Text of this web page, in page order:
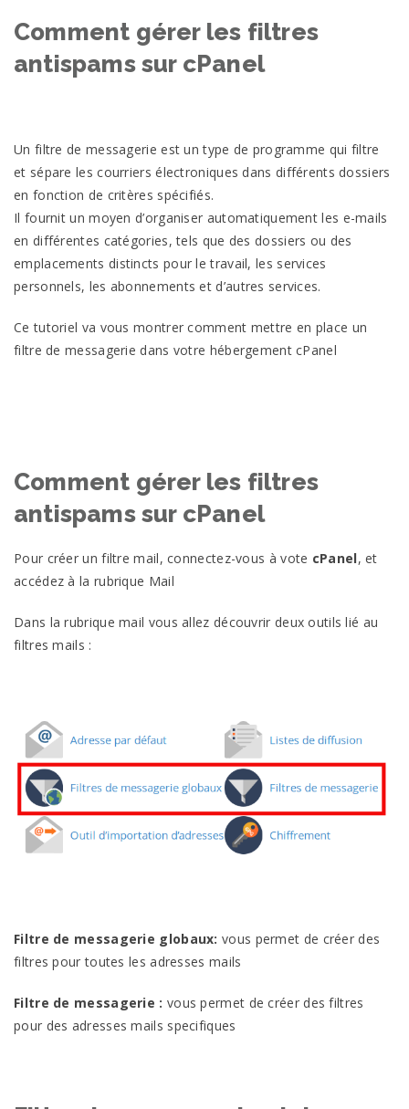
Comment gérer les filtres
antispams sur cPanel
Un filtre de messagerie est un type de programme qui filtre
et sépare les courriers électroniques dans différents dossiers
en fonction de critères spécifiés.
Il fournit un moyen d’organiser automatiquement les e-mails
en différentes catégories, tels que des dossiers ou des
emplacements distincts pour le travail, les services
personnels, les abonnements et d’autres services.
Ce tutoriel va vous montrer comment mettre en place un
filtre de messagerie dans votre hébergement cPanel
Comment gérer les filtres
antispams sur cPanel
Pour créer un filtre mail, connectez-vous à vote cPanel, et
accédez à la rubrique Mail
Dans la rubrique mail vous allez découvrir deux outils lié au
filtres mails :
Filtre de messagerie globaux: vous permet de créer des
filtres pour toutes les adresses mails
Filtre de messagerie : vous permet de créer des filtres
pour des adresses mails specifiques